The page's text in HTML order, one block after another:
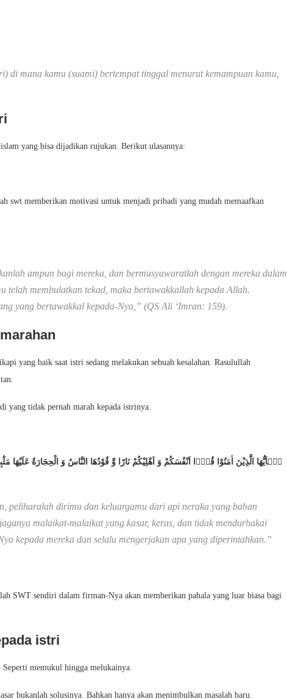
di mana kamu (suami) bertempat tinggal menurut kemampuan kamu,
yang bisa dijadikan rujukan. Berikut ulasannya:
swt memberikan motivasi untuk menjadi pribadi yang mudah memaafkan
ampun bagi mereka, dan bermusyawaratlah dengan mereka dalam
telah membulatkan tekad, maka bertawakkallah kepada Allah.
yang bertawakkal kepada-Nya,” (QS Ali ‘Imran: 159).
yang baik saat istri sedang melakukan sebuah kesalahan. Rasulullah
yang tidak pernah marah kepada istrinya.
peliharalah dirimu dan keluargamu dari api neraka yang bahan
malaikat-malaikat yang kasar, keras, dan tidak mendurhakai
kepada mereka dan selalu mengerjakan apa yang diperintahkan.”
SWT sendiri dalam firman-Nya akan memberikan pahala yang luar biasa bagi
istri
Seperti memukul hingga melukainya.
bukanlah solusinya. Bahkan hanya akan menimbulkan masalah baru.